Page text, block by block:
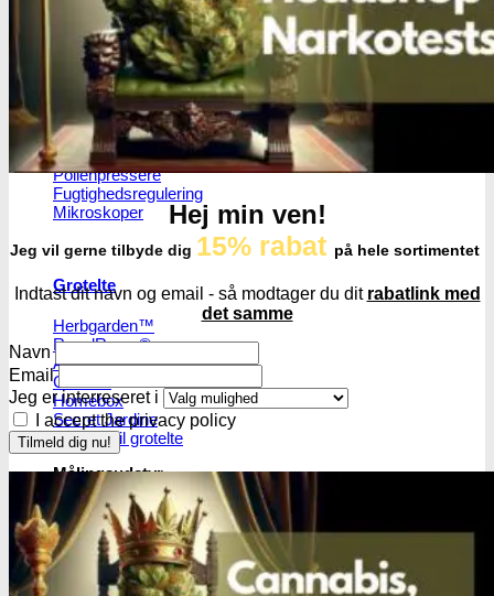
Eazy Plugs
Grodan
Efterbehandling
Tørrenet
Plantetrimmere
Sakse og plantetrimmere
Bubble bags
Pollenpressere
Fugtighedsregulering
Mikroskoper
Grotelte
Herbgarden™
RoyalRoom®
AC infinity
Cultibox
Homebox
Secret Jardine
Tilbehør til grotelte
Målingsudstyr
PH måling
EC måling
Co2 måling og kontrol
Temperatur og fugtighedsmålere
Målebægere og sprays
Hej min ven!
Jeg vil gerne tilbyde dig 15% rabat på hele sortimentet
Indtast dit navn og email - så modtager du dit rabatlink med
det samme
Navn
Email
Jeg er interreseret i
I accept the privacy policy